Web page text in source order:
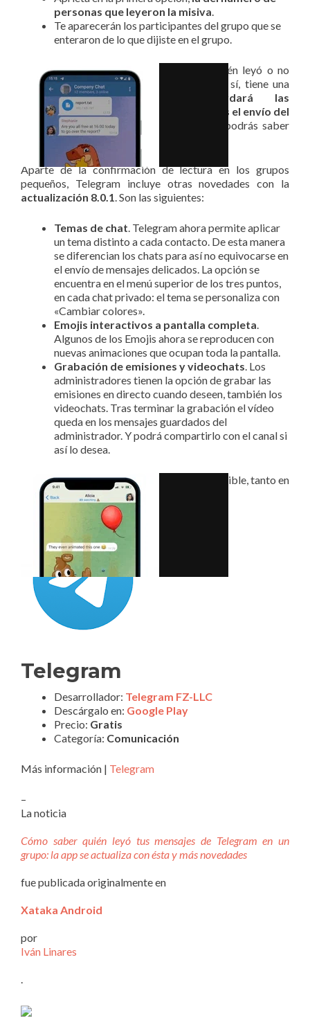
personas que leyeron la misiva
Te aparecerán los participantes del grupo que se
enteraron de lo que dijiste en el grupo.
De esta manera sabrás con seguridad quién leyó o no
aquello que comunicaste en el grupo. Eso sí, tiene una
limitación:Telegram sólo guardará las
confirmaciones durante una semana tras el envío del
mensaje. Una vez pasen siete días ya no podrás saber
quién accedió a leerlos.
Aparte de la confirmación de lectura en los grupos
pequeños, Telegram incluye otras novedades con la
actualización 8.0.1 . Son las siguientes:
Temas de chat . Telegram ahora permite aplicar
un tema distinto a cada contacto. De esta manera
se diferencian los chats para así no equivocarse en
el envío de mensajes delicados. La opción se
encuentra en el menú superior de los tres puntos,
en cada chat privado: el tema se personaliza con
«Cambiar colores».
Emojis interactivos a pantalla completa
Algunos de los Emojis ahora se reproducen con
nuevas animaciones que ocupan toda la pantalla.
Grabación de emisiones y videochats . Los
administradores tienen la opción de grabar las
emisiones en directo cuando deseen, también los
videochats. Tras terminar la grabación el vídeo
queda en los mensajes guardados del
administrador. Y podrá compartirlo con el canal si
así lo desea.
La actualización de Telegram ya está disponible, tanto en
APK como desde la Google Play.
Telegram
Desarrollador: Telegram FZ-LLC
Descárgalo en: Google Play
Precio: Gratis
Categoría: Comunicación
Más información | Telegram
–
La noticia
Cómo saber quién leyó tus mensajes de Telegram en un
grupo: la app se actualiza con ésta y más novedades
fue publicada originalmente en
Xataka Android
por
Iván Linares